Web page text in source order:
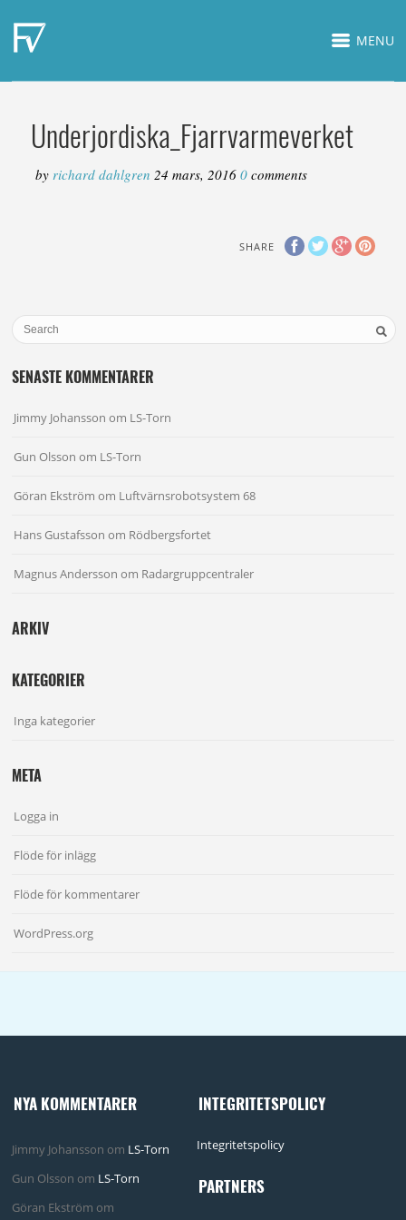
MENU
Underjordiska_Fjarrvarmeverket
byrichard dahlgren24 mars, 2016 0comments
SHARE
SENASTE KOMMENTARER
Jimmy Johansson om LS-Torn
Gun Olsson om LS-Torn
Göran Ekström om Luftvärnsrobotsystem 68
Hans Gustafsson om Rödbergsfortet
Magnus Andersson om Radargruppcentraler
ARKIV
KATEGORIER
Inga kategorier
META
Logga in
Flöde för inlägg
Flöde för kommentarer
WordPress.org
NYA KOMMENTARER
Jimmy Johansson om LS-Torn
Gun Olsson om LS-Torn
Göran Ekström om
INTEGRITETSPOLICY
Integritetspolicy
PARTNERS